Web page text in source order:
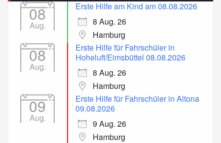
08
Aug.
Erste Hilfe am Kind am 08.08.2026
8 Aug. 26
Hamburg
08
Aug.
Erste Hilfe für Fahrschüler in
Hoheluft/Eimsbüttel 08.08.2026
8 Aug. 26
Hamburg
09
Aug.
Erste Hilfe für Fahrschüler in Altona
09.08.2026
9 Aug. 26
Hamburg